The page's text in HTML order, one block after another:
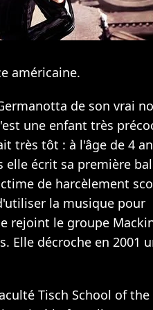
américaine.
de son vrai
une enfant très
très tôt : à l'âge de 4
elle écrit sa première
de harcèlement
la musique pour
rejoint le groupe
Elle décroche en 2001
Tisch School of the